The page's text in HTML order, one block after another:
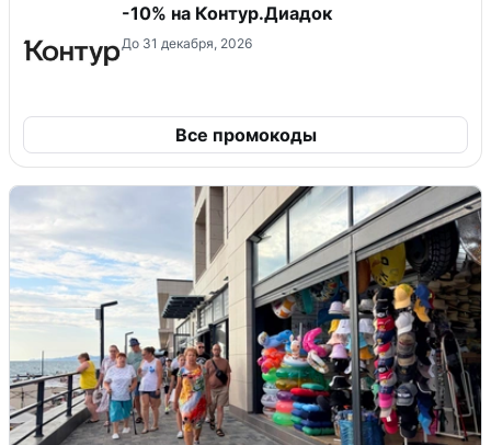
-10% на Контур.Диадок
До 31 декабря, 2026
Все промокоды